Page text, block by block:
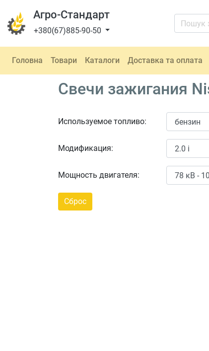
Агро-Стандарт
+380(67)885-90-50
Головна Товари Каталоги Доставка та оплата
Свечи зажигания
Используемое топливо:
Модификация:
Мощность двигателя: